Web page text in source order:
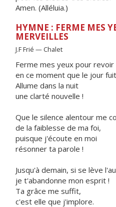
Amen. (Alléluia.)
HYMNE : FERME MES
MERVEILLES
J.F Frié — Chalet
Ferme mes yeux pour
en ce moment que le jour
Allume dans la nuit
une clarté nouvelle !
Que le silence alentour me
de la faiblesse de ma foi,
puisque j'écoute en moi
résonner ta parole !
Jusqu'à demain, si se lève
je t'abandonne mon esprit !
Ta grâce me suffit,
c'est elle que j'implore.